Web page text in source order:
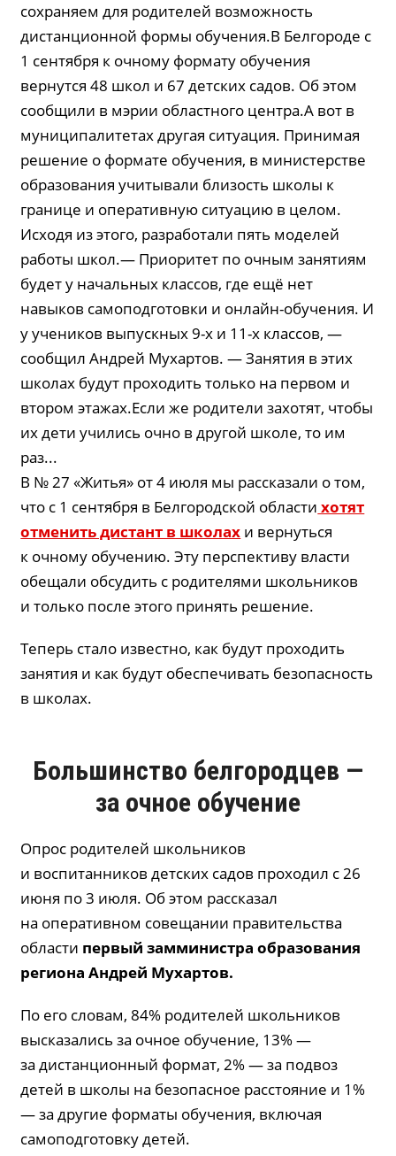
сохраняем для родителей возможность
дистанционной формы обучения.В Белгороде с
1 сентября к очному формату обучения
вернутся 48 школ и 67 детских садов. Об этом
сообщили в мэрии областного центра.А вот в
муниципалитетах другая ситуация. Принимая
решение о формате обучения, в министерстве
образования учитывали близость школы к
границе и оперативную ситуацию в целом.
Исходя из этого, разработали пять моделей
работы школ.— Приоритет по очным занятиям
будет у начальных классов, где ещё нет
навыков самоподготовки и онлайн-обучения. И
у учеников выпускных 9-х и 11-х классов, —
сообщил Андрей Мухартов. — Занятия в этих
школах будут проходить только на первом и
втором этажах.Если же родители захотят, чтобы
их дети учились очно в другой школе, то им
раз...
В № 27 «Житья» от 4 июля мы рассказали о том,
что с 1 сентября в Белгородской области хотят
отменить дистант в школах и вернуться
к очному обучению. Эту перспективу власти
обещали обсудить с родителями школьников
и только после этого принять решение.
Теперь стало известно, как будут проходить
занятия и как будут обеспечивать безопасность
в школах.
Большинство белгородцев —
за очное обучение
Опрос родителей школьников
и воспитанников детских садов проходил с 26
июня по 3 июля. Об этом рассказал
на оперативном совещании правительства
области первый замминистра образования
региона Андрей Мухартов.
По его словам, 84% родителей школьников
высказались за очное обучение, 13% —
за дистанционный формат, 2% — за подвоз
детей в школы на безопасное расстояние и 1%
— за другие форматы обучения, включая
самоподготовку детей.